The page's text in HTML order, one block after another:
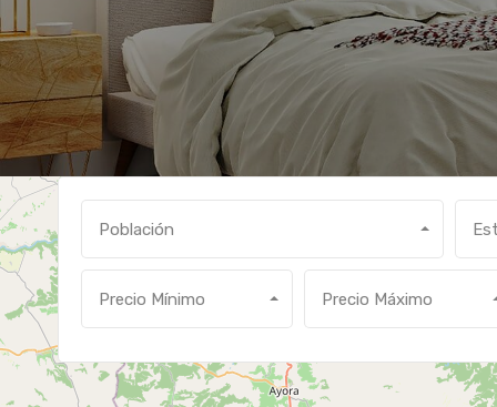
Población
Precio Mínimo Precio Máximo